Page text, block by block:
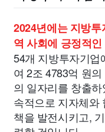
2024년에는 지방
역 사회에 긍정적
54개 지방투자기업
여 2조 4783억 원
의 일자리를 창출
속적으로 지자체와
책을 발전시키고,